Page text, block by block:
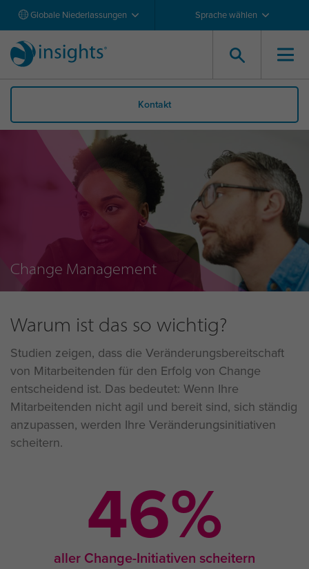
Globale Niederlassungen Sprache wählen
Kontakt
Change Management
Warum ist das so wichtig?
Studien zeigen, dass die Veränderungsbereitschaft
von Mitarbeitenden für den Erfolg von Change
entscheidend ist. Das bedeutet: Wenn Ihre
Mitarbeitenden nicht agil und bereit sind, sich ständig
anzupassen, werden Ihre Veränderungsinitiativen
scheitern.
46%
aller Change-Initiativen scheitern